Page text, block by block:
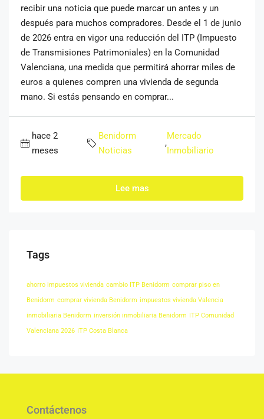
recibir una noticia que puede marcar un antes y un
después para muchos compradores. Desde el 1 de junio
de 2026 entra en vigor una reducción del ITP (Impuesto
de Transmisiones Patrimoniales) en la Comunidad
Valenciana, una medida que permitirá ahorrar miles de
euros a quienes compren una vivienda de segunda
mano. Si estás pensando en comprar...
hace 2
meses
Benidorm
Noticias
,
Mercado
Inmobiliario
Lee mas
Tags
ahorro impuestos vivienda cambio ITP Benidorm comprar piso en
Benidorm comprar vivienda Benidorm impuestos vivienda Valencia
inmobiliaria Benidorm inversión inmobiliaria Benidorm ITP Comunidad
Valenciana 2026 ITP Costa Blanca
Contáctenos